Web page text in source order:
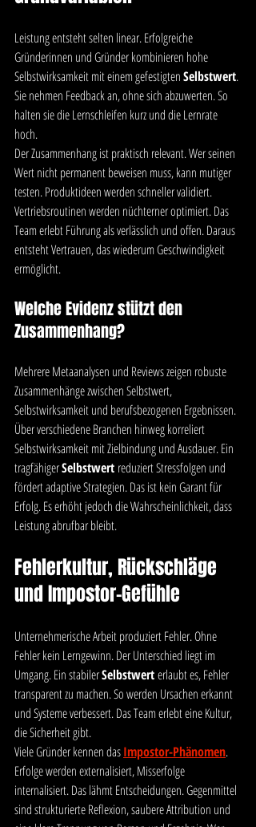
Leistung entsteht selten linear. Erfolgreiche
Gründerinnen und Gründer kombinieren hohe
Selbstwirksamkeit mit einem gefestigten Selbstwert.
Sie nehmen Feedback an, ohne sich abzuwerten. So
halten sie die Lernschleifen kurz und die Lernrate
hoch.
Der Zusammenhang ist praktisch relevant. Wer seinen
Wert nicht permanent beweisen muss, kann mutiger
testen. Produktideen werden schneller validiert.
Vertriebsroutinen werden nüchterner optimiert. Das
Team erlebt Führung als verlässlich und offen. Daraus
entsteht Vertrauen, das wiederum Geschwindigkeit
ermöglicht.
Welche Evidenz stützt den
Zusammenhang?
Mehrere Metaanalysen und Reviews zeigen robuste
Zusammenhänge zwischen Selbstwert,
Selbstwirksamkeit und berufsbezogenen Ergebnissen.
Über verschiedene Branchen hinweg korreliert
Selbstwirksamkeit mit Zielbindung und Ausdauer. Ein
tragfähiger Selbstwert reduziert Stressfolgen und
fördert adaptive Strategien. Das ist kein Garant für
Erfolg. Es erhöht jedoch die Wahrscheinlichkeit, dass
Leistung abrufbar bleibt.
Fehlerkultur, Rückschläge
und Impostor-Gefühle
Unternehmerische Arbeit produziert Fehler. Ohne
Fehler kein Lerngewinn. Der Unterschied liegt im
Umgang. Ein stabiler Selbstwert erlaubt es, Fehler
transparent zu machen. So werden Ursachen erkannt
und Systeme verbessert. Das Team erlebt eine Kultur,
die Sicherheit gibt.
Viele Gründer kennen das Impostor-Phänomen.
Erfolge werden externalisiert, Misserfolge
internalisiert. Das lähmt Entscheidungen. Gegenmittel
sind strukturierte Reflexion, saubere Attribution und